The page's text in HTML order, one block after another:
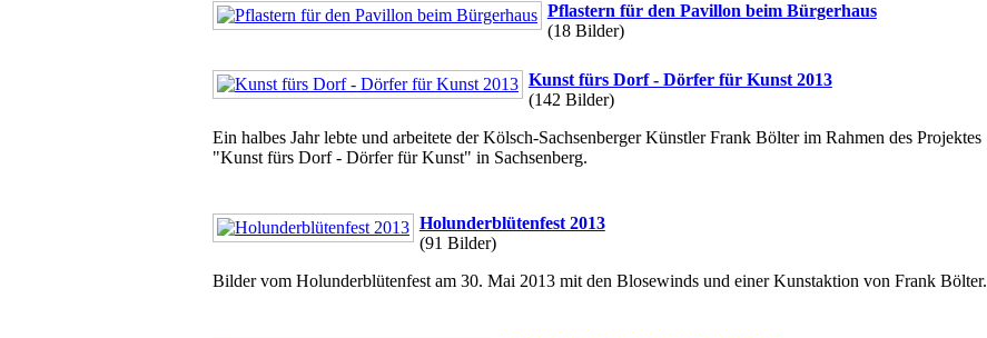
Pflastern für den Pavillon beim Bürgerhaus
(18 Bilder)
Kunst fürs Dorf - Dörfer für Kunst 2013
(142 Bilder)
Ein halbes Jahr lebte und arbeitete der Kölsch-Sachsenberger Künstler Frank Bölter im Rahmen des Projektes
"Kunst fürs Dorf - Dörfer für Kunst" in Sachsenberg.
Holunderblütenfest 2013
(91 Bilder)
Bilder vom Holunderblütenfest am 30. Mai 2013 mit den Blosewinds und einer Kunstaktion von Frank Bölter.